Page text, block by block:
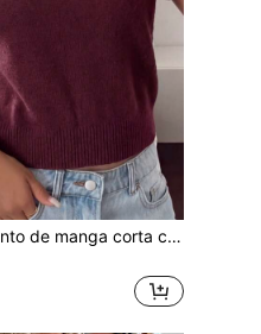
Suéter de punto de manga corta con cuello alto y mangas de murciélago para mujer talla grande, unicolor, para otoño e invierno, uso diario, invitada de boda, Navidad y San Valentín